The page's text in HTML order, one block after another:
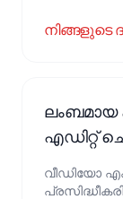
ലംബമായ
എഡിറ്റ്
വീഡിയോ